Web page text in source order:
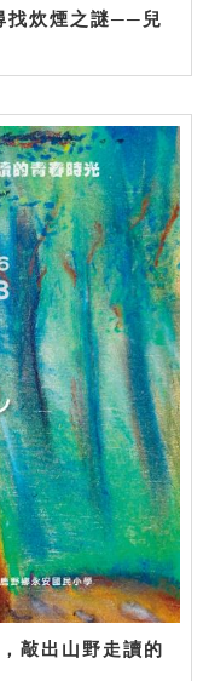
找炊煙之謎──兒
敲出山野走讀的